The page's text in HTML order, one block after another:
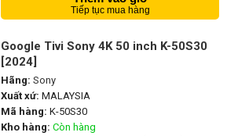
Tiếp tục mua hàng
Google Tivi Sony 4K 50 inch K-50S30
[2024]
Hãng: Sony
Xuất xứ: MALAYSIA
Mã hàng: K-50S30
Kho hàng: Còn hàng